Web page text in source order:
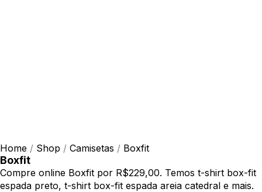
Home / Shop / Camisetas / Boxfit
Boxfit
Compre online Boxfit por R$229,00. Temos t-shirt box-fit
espada preto, t-shirt box-fit espada areia catedral e mais.